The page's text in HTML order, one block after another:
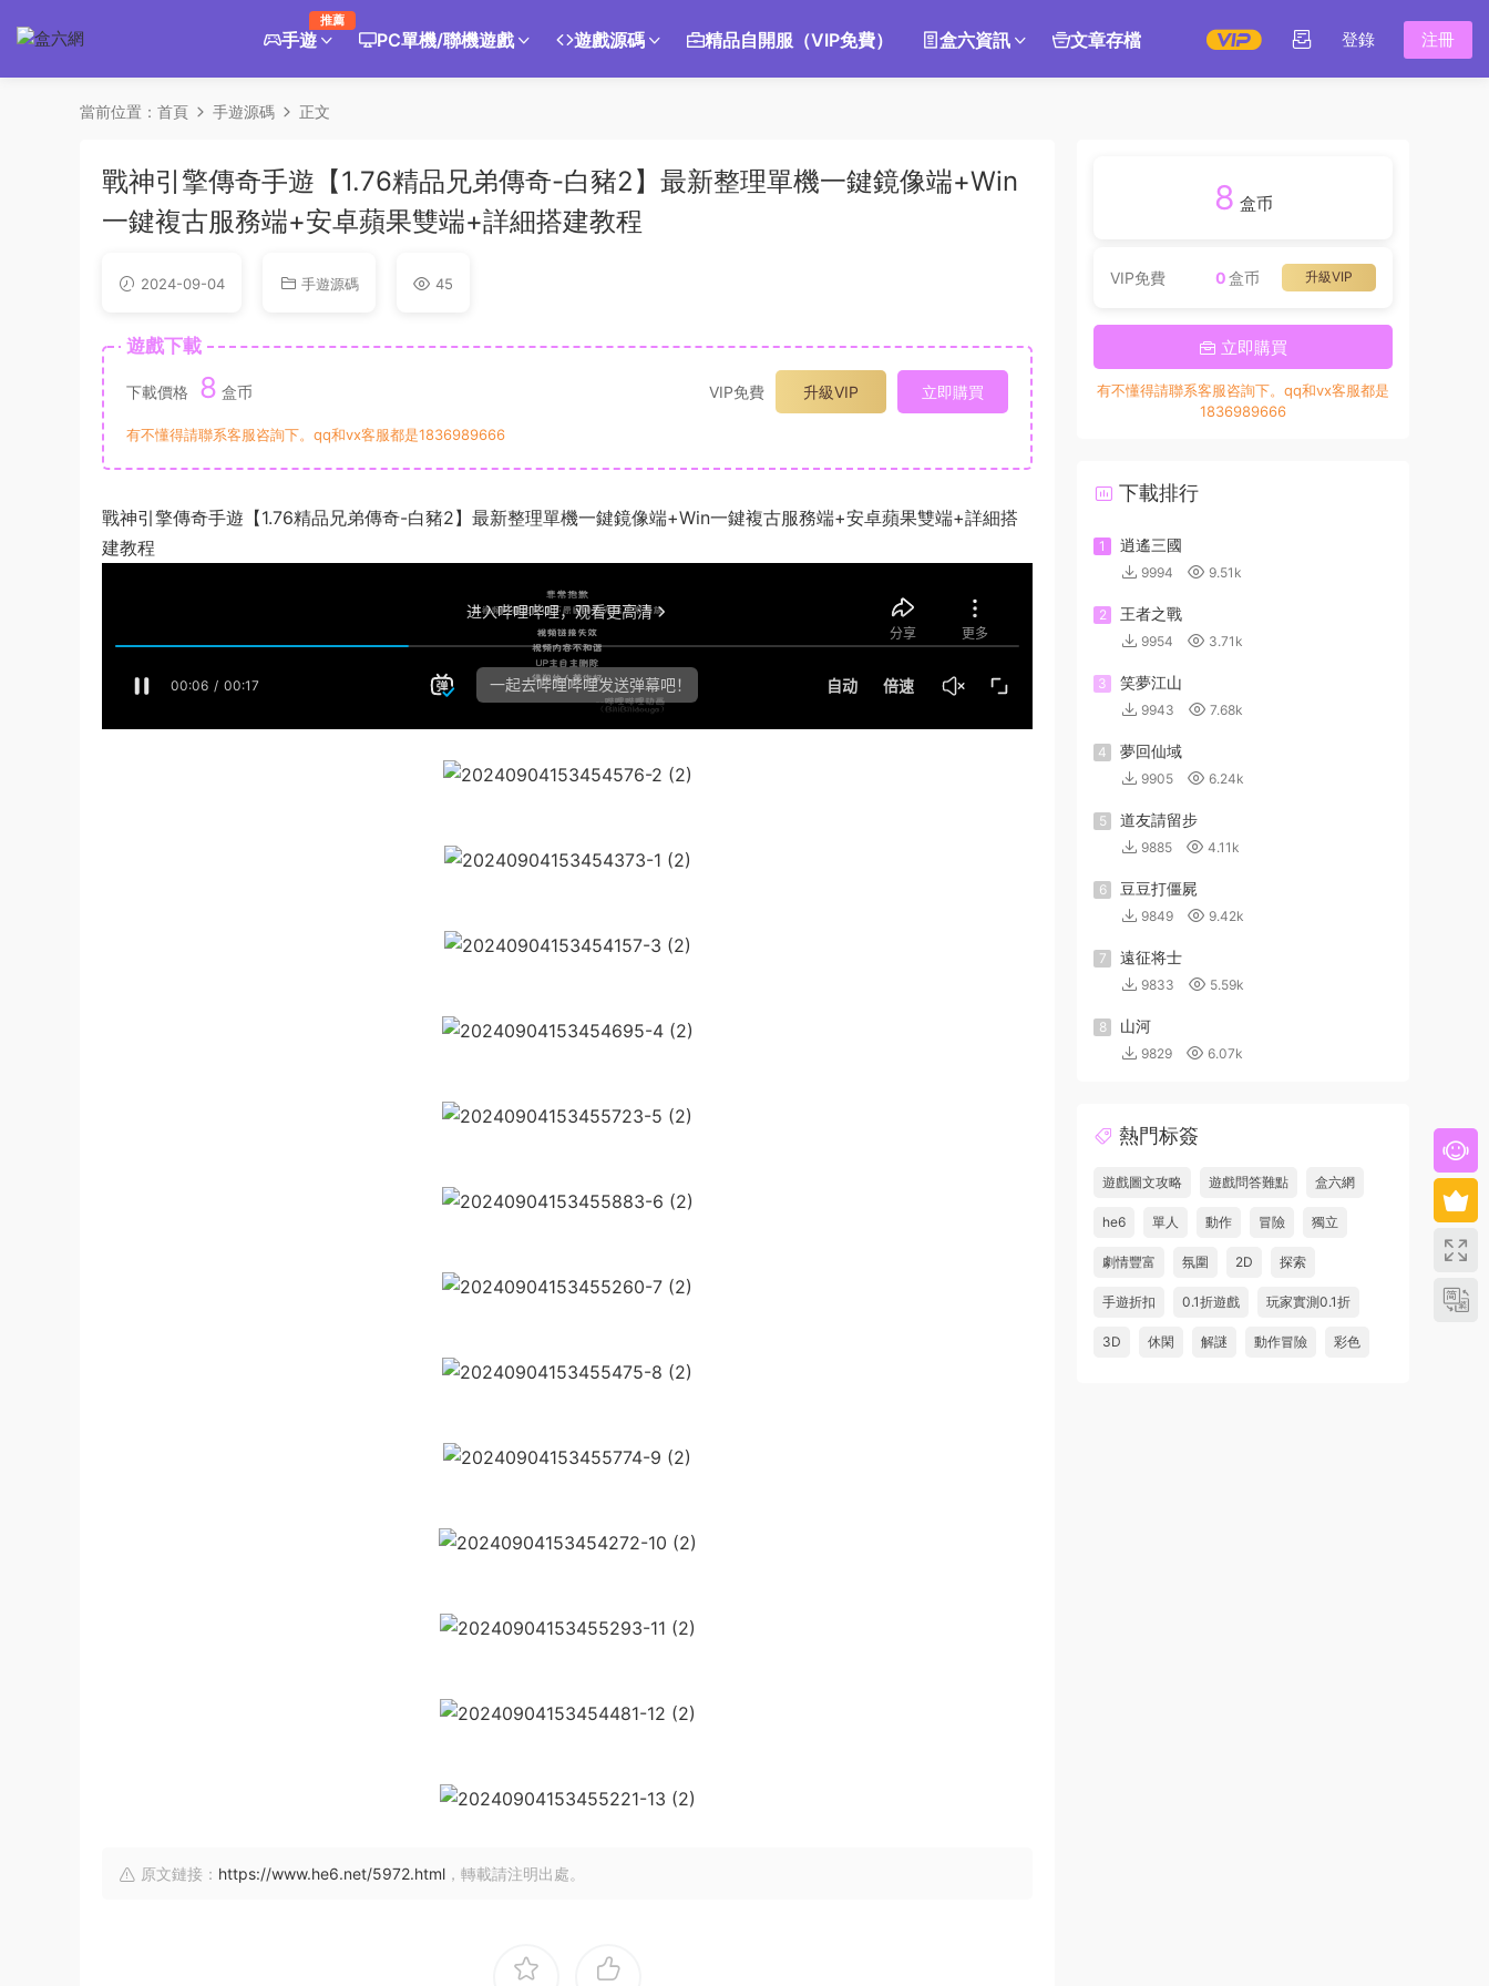
手遊
推薦
PC單機/聯機遊戲 遊戲源碼 精品自開服（VIP免費） 盒六資訊 文章存檔 登錄 注冊
當前位置： 首頁 手遊源碼 正文
戰神引擎傳奇手遊【1.76精品兄弟傳奇-白豬2】最新整理單機一鍵鏡像端+Win
一鍵複古服務端+安卓蘋果雙端+詳細搭建教程
2024-09-04 手遊源碼 45
遊戲下載
下載價格 8 盒币 VIP免費 升級VIP 立即購買
有不懂得請聯系客服咨詢下。qq和vx客服都是1836989666
戰神引擎傳奇手遊【1.76精品兄弟傳奇-白豬2】最新整理單機一鍵鏡像端+Win一鍵複古服務端+安卓蘋果雙端+詳細搭
建教程
原文鏈接： https://www.he6.net/5972.html ，轉載請注明出處。
8 盒币
VIP免費 升級VIP
0盒币
立即購買
有不懂得請聯系客服咨詢下。qq和vx客服都是
1836989666
下載排行
1 逍遙三國
9994 9.51k
2 王者之戰
9954 3.71k
3 笑夢江山
9943 7.68k
4 夢回仙域
9905 6.24k
5 道友請留步
9885 4.11k
6 豆豆打僵屍
9849 9.42k
7 遠征将士
9833 5.59k
8 山河
9829 6.07k
熱門标簽
遊戲圖文攻略 遊戲問答難點 盒六網
he6 單人 動作 冒險 獨立
劇情豐富 氛圍 2D 探索
手遊折扣 0.1折遊戲 玩家實測0.1折
3D 休閑 解謎 動作冒險 彩色